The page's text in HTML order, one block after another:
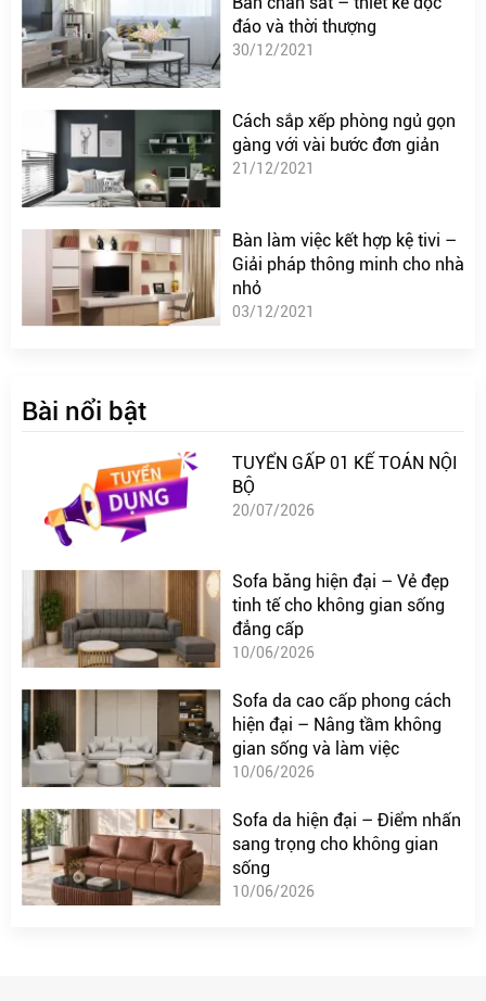
đáo và thời thượng
30/12/2021
Cách sắp xếp phòng ngủ gọn
gàng với vài bước đơn giản
21/12/2021
Bàn làm việc kết hợp kệ tivi –
Giải pháp thông minh cho nhà
nhỏ
03/12/2021
Bài nổi bật
TUYỂN GẤP 01 KẾ TOÁN NỘI
BỘ
20/07/2026
Sofa băng hiện đại – Vẻ đẹp
tinh tế cho không gian sống
đẳng cấp
10/06/2026
Sofa da cao cấp phong cách
hiện đại – Nâng tầm không
gian sống và làm việc
10/06/2026
Sofa da hiện đại – Điểm nhấn
sang trọng cho không gian
sống
10/06/2026